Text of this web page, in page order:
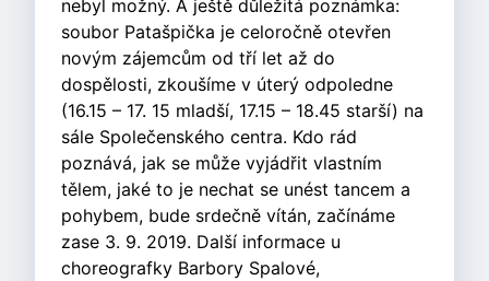
nebyl možný. A ještě důležitá poznámka:
soubor Patašpička je celoročně otevřen
novým zájemcům od tří let až do
dospělosti, zkoušíme v úterý odpoledne
(16.15 – 17. 15 mladší, 17.15 – 18.45 starší) na
sále Společenského centra. Kdo rád
poznává, jak se může vyjádřit vlastním
tělem, jaké to je nechat se unést tancem a
pohybem, bude srdečně vítán, začínáme
zase 3. 9. 2019. Další informace u
choreografky Barbory Spalové,